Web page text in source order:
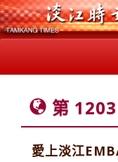
第
愛上淡江